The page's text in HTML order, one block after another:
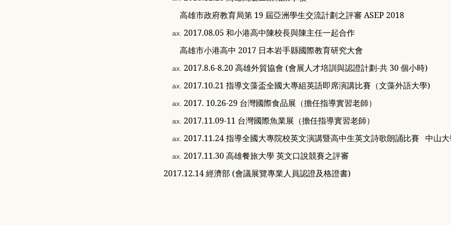
高雄市政府教育局第 19 屆亞洲學生交流計劃之評審 ASEP 2018
2017.08.05 和小港高中陳校長與陳主任一起合作
高雄市小港高中 2017 日本岩手縣國際教育研究大會
2017.8.6-8.20 高雄外貿協會 (會展人才培訓與認證計劃-共 30 個小時)
2017.10.21 指導文藻盃全國大專組英語即席演講比賽（文藻外語大學)
2017. 10.26-29 台灣國際食品展（擔任指導實習老師）
2017.11.09-11 台灣國際魚業展（擔任指導實習老師）
2017.11.24 指導全國大專院校英文演講暨高中生英文詩歌朗誦比賽 中山大
2017.11.30 高雄餐旅大學 英文口說競賽之評審
2017.12.14 經濟部 (會議展覽專業人員認證及格證書)